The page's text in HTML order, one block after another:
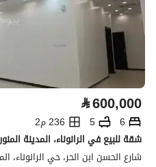
⃁600,000
6
5
236 م2
شقة للبيع في الرانوناء، المدينة
شارع الحسن ابن الحر، حي الرانوناء،